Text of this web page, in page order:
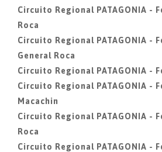
Circuito Regional PATAGONIA -
Roca
Circuito Regional PATAGONIA -
General Roca
Circuito Regional PATAGONIA -
Circuito Regional PATAGONIA -
Macachin
Circuito Regional PATAGONIA -
Roca
Circuito Regional PATAGONIA -